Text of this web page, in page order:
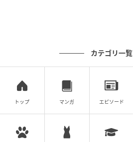
カテゴリ一覧
トップ マンガ エピソード